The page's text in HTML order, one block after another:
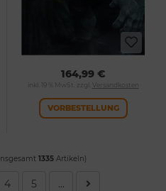
164,99 €
inkl. 19 % MwSt. zzgl. Versandkosten
VORBESTELLUNG
1335Artikeln)
4 5 ...